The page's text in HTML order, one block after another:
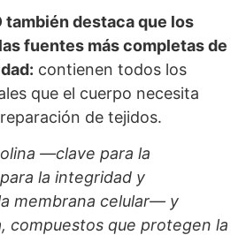
también destaca que los
fuentes más completas de
contienen todos los
que el cuerpo necesita
de tejidos.
—clave para la
la integridad y
membrana celular— y
compuestos que protegen la